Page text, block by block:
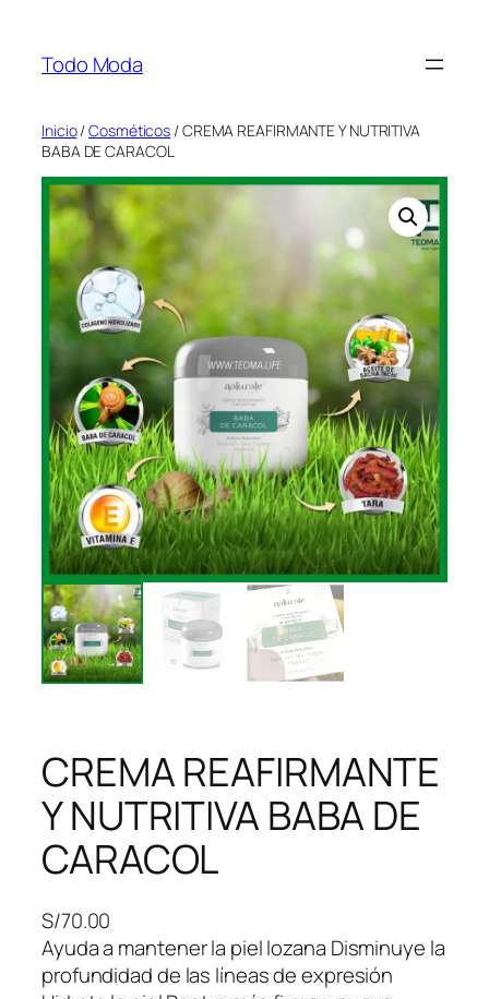
contenido
Todo Moda
Inicio/Cosméticos / CREMA REAFIRMANTE Y NUTRITIVA
BABA DE CARACOL
CREMA REAFIRMANTE
Y NUTRITIVA BABA DE
CARACOL
S/70.00
Ayuda a mantener la piel lozana Disminuye la
profundidad de las líneas de expresión